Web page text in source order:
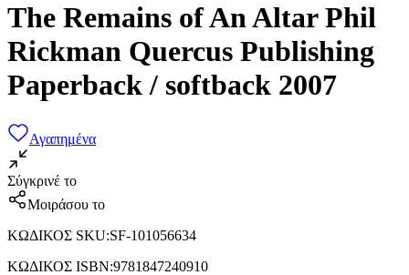
The Remains of An Altar Phil
Rickman Quercus Publishing
Paperback / softback 2007
Αγαπημένα
Σύγκρινέ το
Μοιράσου το
ΚΩΔΙΚΟΣ SKU:SF-101056634
ΚΩΔΙΚΟΣ ISBN:9781847240910